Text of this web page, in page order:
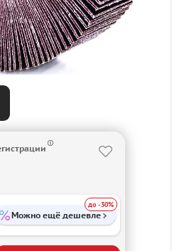
Можно ещё дешевле
до -30%